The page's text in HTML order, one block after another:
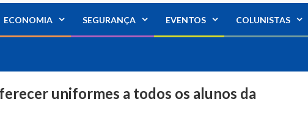
ECONOMIA SEGURANÇA EVENTOS COLUNISTAS
uniformes a todos os alunos da